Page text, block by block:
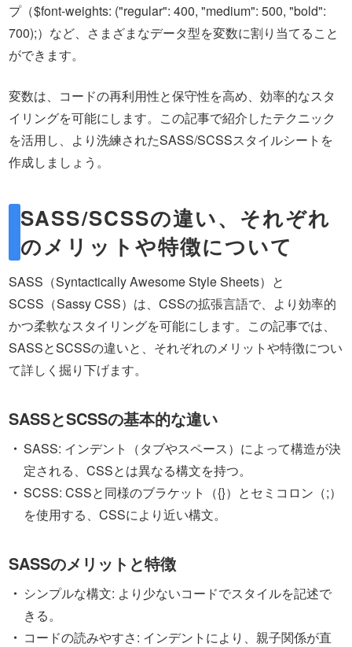
プ（$font-weights: ("regular": 400, "medium": 500, "bold":
700);）など、さまざまなデータ型を変数に割り当てること
ができます。
変数は、コードの再利用性と保守性を高め、効率的なスタ
イリングを可能にします。この記事で紹介したテクニック
を活用し、より洗練されたSASS/SCSSスタイルシートを
作成しましょう。
SASS/SCSSの違い、それぞれ
のメリットや特徴について
SASS（Syntactically Awesome Style Sheets）と
SCSS（Sassy CSS）は、CSSの拡張言語で、より効率的
かつ柔軟なスタイリングを可能にします。この記事では、
SASSとSCSSの違いと、それぞれのメリットや特徴につい
て詳しく掘り下げます。
SASSとSCSSの基本的な違い
SASS: インデント（タブやスペース）によって構造が決
定される、CSSとは異なる構文を持つ。
SCSS: CSSと同様のブラケット（{}）とセミコロン（;）
を使用する、CSSにより近い構文。
SASSのメリットと特徴
シンプルな構文: より少ないコードでスタイルを記述で
きる。
コードの読みやすさ: インデントにより、親子関係が直